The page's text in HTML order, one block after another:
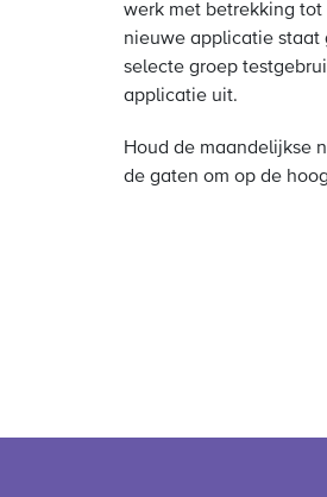
werk met betrekking tot
nieuwe applicatie staat
selecte groep
applicatie uit.
Houd de maandelijkse
de gaten om op de